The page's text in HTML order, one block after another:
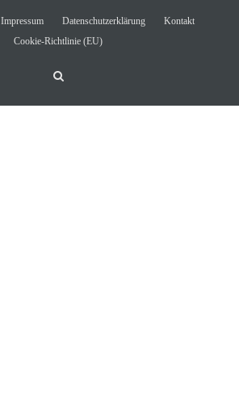
Impressum Datenschutzerklärung
Kontakt
Cookie-Richtlinie (EU)